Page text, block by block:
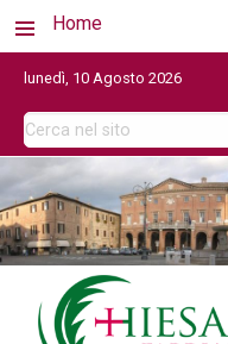
Home
lunedì, 10 Agosto 2026